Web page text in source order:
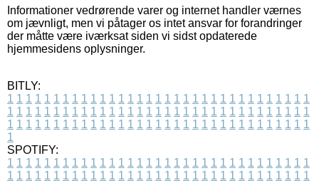
Informationer vedrørende varer og internet handler værnes
om jævnligt, men vi påtager os intet ansvar for forandringer
der måtte være iværksat siden vi sidst opdaterede
hjemmesidens oplysninger.
BITLY:
1 1 1 1 1 1 1 1 1 1 1 1 1 1 1 1 1 1 1 1 1 1 1 1 1 1 1 1 1 1 1 1 1
1 1 1 1 1 1 1 1 1 1 1 1 1 1 1 1 1 1 1 1 1 1 1 1 1 1 1 1 1 1 1 1 1
1 1 1 1 1 1 1 1 1 1 1 1 1 1 1 1 1 1 1 1 1 1 1 1 1 1 1 1 1 1 1 1 1
1
SPOTIFY:
1 1 1 1 1 1 1 1 1 1 1 1 1 1 1 1 1 1 1 1 1 1 1 1 1 1 1 1 1 1 1 1 1
1 1 1 1 1 1 1 1 1 1 1 1 1 1 1 1 1 1 1 1 1 1 1 1 1 1 1 1 1 1 1 1 1